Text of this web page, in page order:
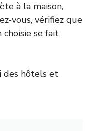
à la maison,
vous, vérifiez que
se fait
des hôtels et